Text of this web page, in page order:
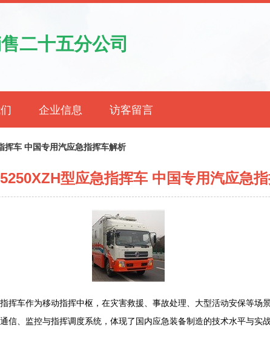
二十五分公司
企业信息 访客留言
车 中国专用汽应急指挥车解析
型应急指挥车 中国专用汽应急
挥车作为移动指挥中枢，在灾害救援、事故处理、大型活动安保等
信、监控与指挥调度系统，体现了国内应急装备制造的技术水平与实